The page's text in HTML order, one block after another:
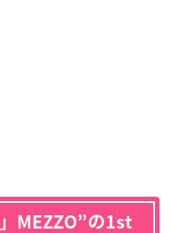
MEZZO”の1st